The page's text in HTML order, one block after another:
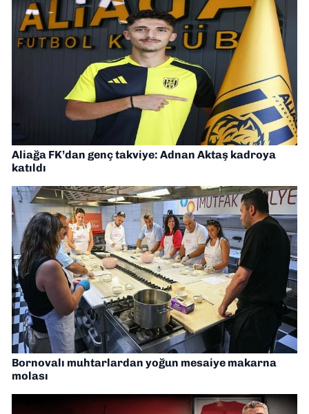
Aliağa FK’dan genç takviye: Adnan Aktaş kadroya
katıldı
Bornovalı muhtarlardan yoğun mesaiye makarna
molası